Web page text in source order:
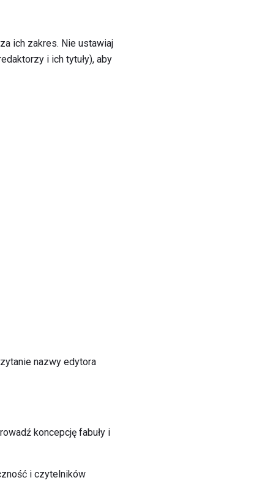
ich zakres. Nie ustawiaj
i ich tytuły), aby
nazwy edytora
koncepcję fabuły i
i czytelników